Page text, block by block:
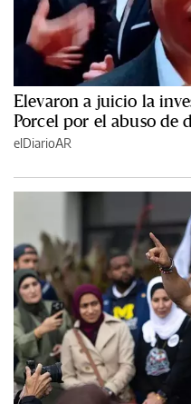
Elevaron a juicio la
Porcel por el abuso de
elDiarioAR